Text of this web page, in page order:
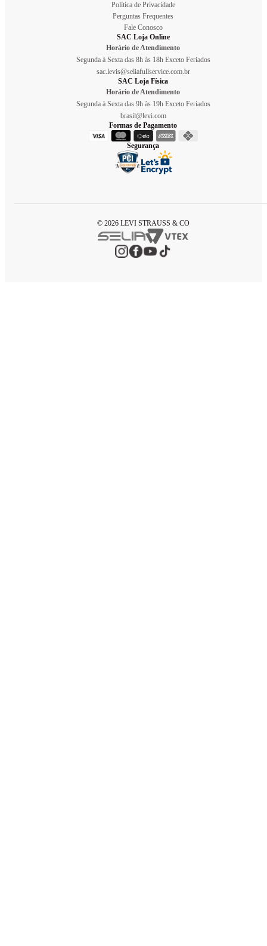
Política de Privacidade
Perguntas Frequentes
Fale Conosco
SAC Loja Online
Horário de Atendimento
Segunda à Sexta das 8h às 18h Exceto Feriados
sac.levis@seliafullservice.com.br
SAC Loja Física
Horário de Atendimento
Segunda à Sexta das 9h às 19h Exceto Feriados
brasil@levi.com
Formas de Pagamento
Segurança
© 2026 LEVI STRAUSS & CO